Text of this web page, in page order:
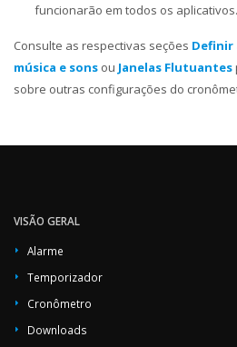
funcionarão em todos os aplicativos.
Consulte as respectivas seções Definir
música e sons ou Janelas Flutuantes
sobre outras configurações do
VISÃO GERAL
Alarme
Temporizador
Cronômetro
Downloads